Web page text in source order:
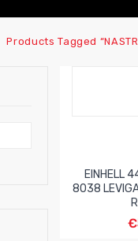
Products Tagged
EINHELL
8038
€